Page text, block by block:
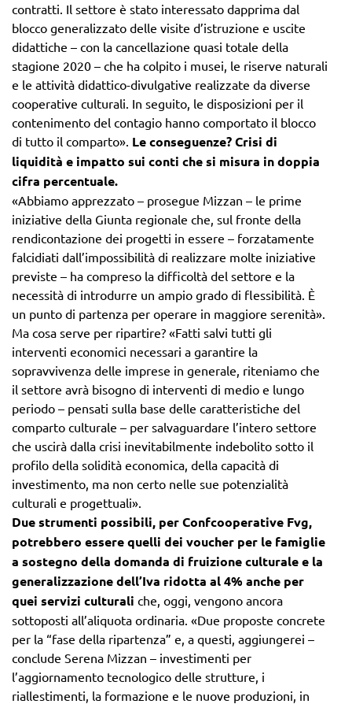
contratti. Il settore è stato interessato dapprima dal
blocco generalizzato delle visite d’istruzione e uscite
didattiche – con la cancellazione quasi totale della
stagione 2020 – che ha colpito i musei, le riserve naturali
e le attività didattico-divulgative realizzate da diverse
cooperative culturali. In seguito, le disposizioni per il
contenimento del contagio hanno comportato il blocco
di tutto il comparto». Le conseguenze? Crisi di
liquidità e impatto sui conti che si misura in doppia
cifra percentuale.
«Abbiamo apprezzato – prosegue Mizzan – le prime
iniziative della Giunta regionale che, sul fronte della
rendicontazione dei progetti in essere – forzatamente
falcidiati dall’impossibilità di realizzare molte iniziative
previste – ha compreso la difficoltà del settore e la
necessità di introdurre un ampio grado di flessibilità. È
un punto di partenza per operare in maggiore serenità».
Ma cosa serve per ripartire? «Fatti salvi tutti gli
interventi economici necessari a garantire la
sopravvivenza delle imprese in generale, riteniamo che
il settore avrà bisogno di interventi di medio e lungo
periodo – pensati sulla base delle caratteristiche del
comparto culturale – per salvaguardare l’intero settore
che uscirà dalla crisi inevitabilmente indebolito sotto il
profilo della solidità economica, della capacità di
investimento, ma non certo nelle sue potenzialità
culturali e progettuali».
Due strumenti possibili, per Confcooperative Fvg,
potrebbero essere quelli dei voucher per le famiglie
a sostegno della domanda di fruizione culturale e la
generalizzazione dell’Iva ridotta al 4% anche per
quei servizi culturali che, oggi, vengono ancora
sottoposti all’aliquota ordinaria. «Due proposte concrete
per la “fase della ripartenza” e, a questi, aggiungerei –
conclude Serena Mizzan – investimenti per
l’aggiornamento tecnologico delle strutture, i
riallestimenti, la formazione e le nuove produzioni, in